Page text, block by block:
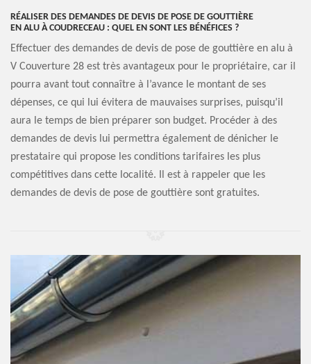
RÉALISER DES DEMANDES DE DEVIS DE POSE DE GOUTTIÈRE
EN ALU À COUDRECEAU : QUEL EN SONT LES BÉNÉFICES ?
Effectuer des demandes de devis de pose de gouttière en alu à
V Couverture 28 est très avantageux pour le propriétaire, car il
pourra avant tout connaître à l’avance le montant de ses
dépenses, ce qui lui évitera de mauvaises surprises, puisqu’il
aura le temps de bien préparer son budget. Procéder à des
demandes de devis lui permettra également de dénicher le
prestataire qui propose les conditions tarifaires les plus
compétitives dans cette localité. Il est à rappeler que les
demandes de devis de pose de gouttière sont gratuites.